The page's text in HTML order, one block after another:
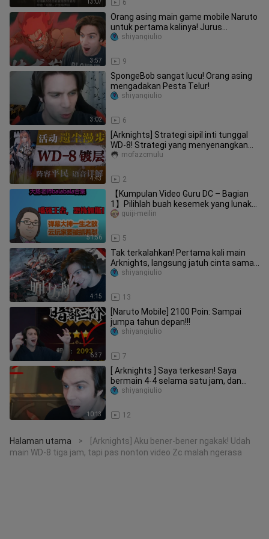
13:07 6
3:57
Orang asing main game mobile Naruto
untuk pertama kalinya! Jurus
Khususnya keren banget, kan?!
9
shiyangiulio
3:02
SpongeBob sangat lucu! Orang asing
mengadakan Pesta Telur!
6
shiyangiulio
4:43
[Arknights] Strategi sipil inti tunggal
WD-8! Strategi yang menyenangkan
dengan jajaran sipil + ting
2
mofazcmulu
51:56
【Kumpulan Video Guru DC – Bagian
1】Pilihlah buah kesemek yang lunak
untuk dipencet, dan pilihlah kom
5
guiji-meilin
4:15
Tak terkalahkan! Pertama kali main
Arknights, langsung jatuh cinta sama
karakternya! Sudah gacha!
13
shiyangiulio
6:37
[Naruto Mobile] 2100 Poin: Sampai
jumpa tahun depan!!!
7
shiyangiulio
10:13
[ Arknights ] Saya terkesan! Saya
bermain 4-4 selama satu jam, dan
seorang pemain Tiongkok menyelesa
12
shiyangiulio
Halaman utama >
[Arknights] Aku bener-bener ngakak! Udah
main WD-8 tiga jam, tapi pas nonton video Zc malah ngerasa